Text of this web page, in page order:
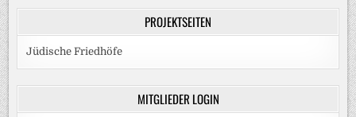
PROJEKTSEITEN
Jüdische Friedhöfe
MITGLIEDER LOGIN